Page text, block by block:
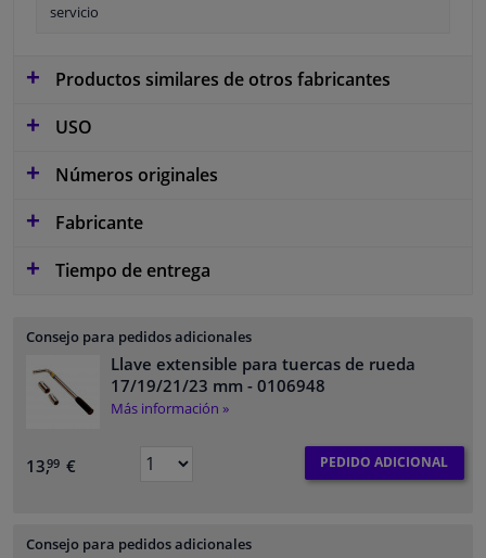
servicio
Productos similares de otros fabricantes
USO
Números originales
Fabricante
Tiempo de entrega
Consejo para pedidos adicionales
Llave extensible para tuercas de rueda
17/19/21/23 mm - 0106948
Más información »
13,99 € PEDIDO ADICIONAL
Consejo para pedidos adicionales